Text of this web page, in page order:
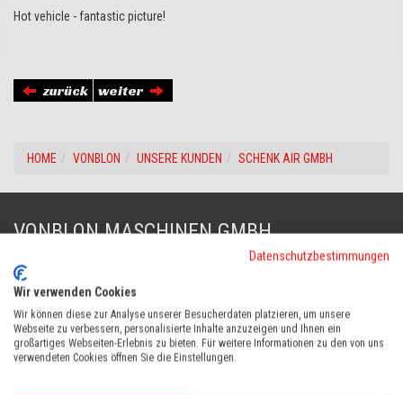
Hot vehicle - fantastic picture!
zurück weiter
HOME VONBLON UNSERE KUNDEN SCHENK AIR GMBH
VONBLON MASCHINEN GMBH
FORST & GARTENGERÄTE
Landstraße 28, 6714 Nüziders, Österreich
Tel:+43 (0)5552 63868
Datenschutzbestimmungen
Wir verwenden Cookies
Wir können diese zur Analyse unserer Besucherdaten platzieren, um unsere
Webseite zu verbessern, personalisierte Inhalte anzuzeigen und Ihnen ein
großartiges Webseiten-Erlebnis zu bieten. Für weitere Informationen zu den von uns
verwendeten Cookies öffnen Sie die Einstellungen.